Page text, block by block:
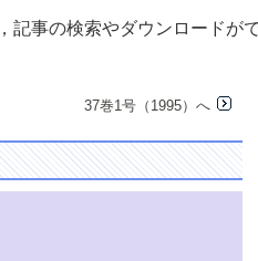
事の検索やダウンロードが
37巻1号（1995）へ